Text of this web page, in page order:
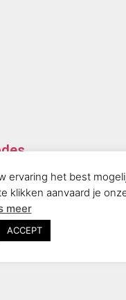
gesprek bepalen we
Bij Adem & zo
zoals ademtherapie,
ervaring het best
klikken aanvaard je
meer
ACCEPT